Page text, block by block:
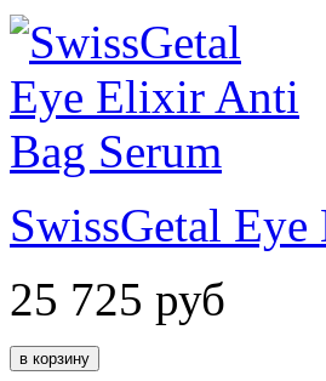
SwissGetal
25 725 руб